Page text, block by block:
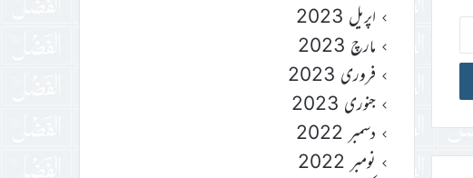
اپریل 2023
مارچ 2023
فروری 2023
جنوری 2023
دسمبر 2022
نومبر 2022